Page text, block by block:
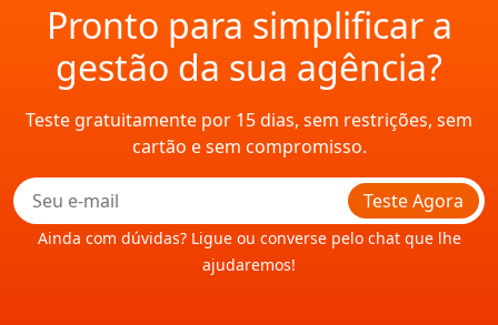
Pronto para simplificar a
gestão da sua agência?
Teste gratuitamente por 15 dias, sem restrições, sem
cartão e sem compromisso.
Teste Agora
Ainda com dúvidas? Ligue ou converse pelo chat que lhe
ajudaremos!